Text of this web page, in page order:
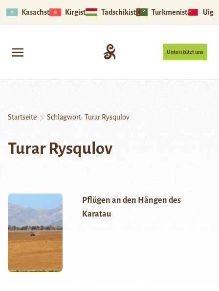
Kasachstan Kirgistan Tadschikistan Turkmenistan
Unterstützt uns
Startseite Schlagwort: Turar Rysqulov
Turar Rysqulov
Pflügen an den Hängen des
Karatau